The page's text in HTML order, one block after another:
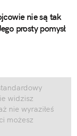
nie są tak
prosty pomysł
widzisz
nie wyraziłeś
możesz